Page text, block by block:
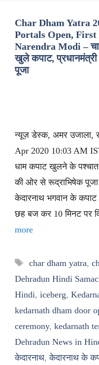
Char Dham Yatra
Portals Open,
Narendra Modi –
खुले कपाट, प्रधानमंत्री
पूजा
न्यूज़ डेस्क, अमर उजाला,
Apr 2020 10:03 AM
धाम कपाट खुलने के पश्चात
की ओर से रूद्राभिषेक पूजा
केदारनाथ भगवान के कपाट
छह बज कर 10 मिनट पर
more
Tags
char dham yatra,
Dehradun Hindi
Hindi, iceberg,
kedarnath dham door
ceremony, kedarnath
Dehradun News in
केदारनाथ,केदारनाथ के